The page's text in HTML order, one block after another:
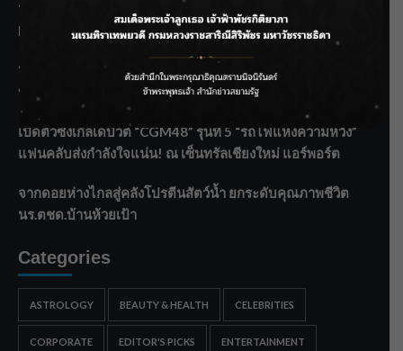
“BILLKIN” สร้างความภาคภูมิใจ คว้ารางวัลใหญ่ Weibo
Malaysia พร้อมโชว์สุดประทับใจ
“สุริยะ” สั่งกรมชลฯ เฝ้าระวังน้ำ 24 ชม. รับมือฝนสิงหาคม
บริหารเชิงรุกลดเสี่ยงน้ำท่วม
เปิดตัวซิงเกิลเดบิวต์ “CGM48” รุ่นที่ 5 “รถไฟแห่งความหวัง”
แฟนคลับส่งกำลังใจแน่น! ณ เซ็นทรัลเชียงใหม่ แอร์พอร์ต
จากดอยห่างไกลสู่คลังโปรตีนสัตว์น้ำ ยกระดับคุณภาพชีวิต
นร.ตชด.บ้านห้วยเป้า
Categories
ASTROLOGY BEAUTY & HEALTH CELEBRITIES
CORPORATE EDITOR'S PICKS ENTERTAINMENT